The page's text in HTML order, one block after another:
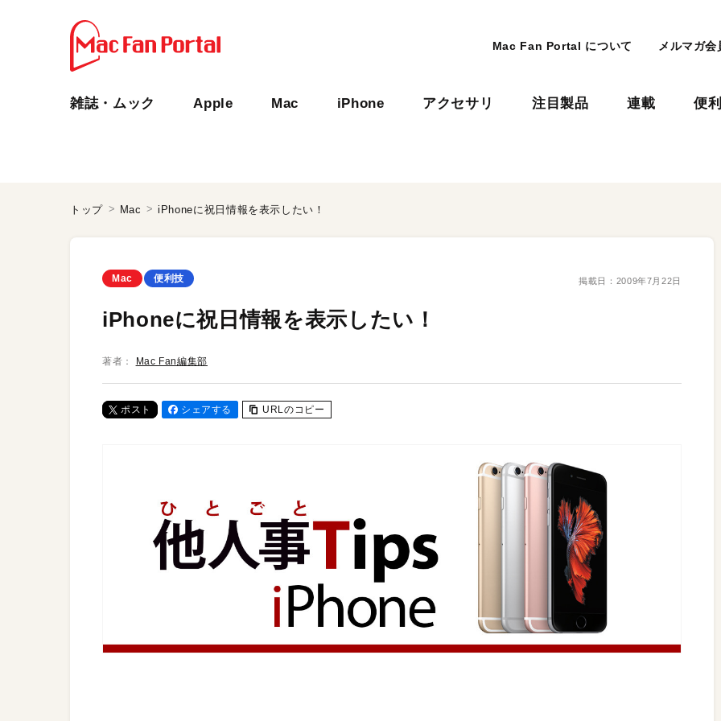
Mac Fan Portal について メルマガ会
雑誌・ムック Apple Mac iPhone アクセサリ 注目製品 連載 便
トップ Mac iPhoneに祝日情報を表示したい！
Mac 便利技 掲載日： 2009年7月22日
iPhoneに祝日情報を表示したい！
著者： Mac Fan編集部
ポスト シェアする URLのコピー